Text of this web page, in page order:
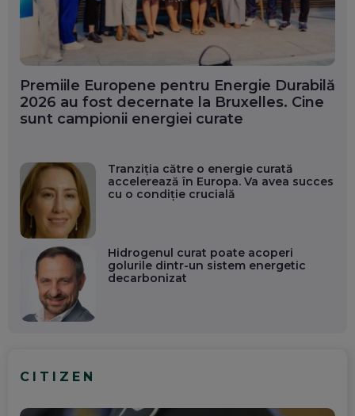
Premiile Europene pentru Energie Durabilă
2026 au fost decernate la Bruxelles. Cine
sunt campionii energiei curate
Tranziția către o energie curată
accelerează în Europa. Va avea succes
cu o condiție crucială
Hidrogenul curat poate acoperi
golurile dintr-un sistem energetic
decarbonizat
CITIZEN